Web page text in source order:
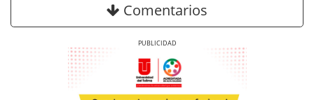
Comentarios